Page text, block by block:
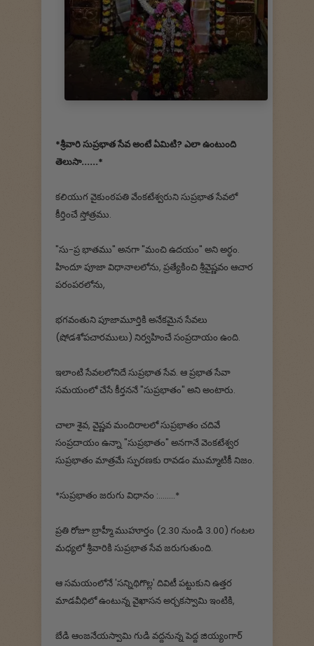
*శ్రీవారి సుప్రభాత సేవ అంటే ఏమిటి? ఎలా ఉంటుంది
తెలుసా......*
కలియుగ వైకుంఠపతి వేంకటేశ్వరుని సుప్రభాత సేవలో
కీర్తించే స్తోత్రము.
"సు-ప్ర భాతము" అనగా "మంచి ఉదయం" అని అర్ధం.
హిందూ పూజా విధానాలలోను, ప్రత్యేకించి శ్రీవైష్ణవం ఆచార
పరంపరలోను,
భగవంతుని పూజామూర్తికి అనేకమైన సేవలు
(షోడశోపచారములు) నిర్వహించే సంప్రదాయం ఉంది.
ఇలాంటి సేవలలోనిదే సుప్రభాత సేవ. ఆ ప్రభాత సేవా
సమయంలో చేసే కీర్తననే "సుప్రభాతం" అని అంటారు.
చాలా శైవ, వైష్ణవ మందిరాలలో సుప్రభాతం చదివే
సంప్రదాయం ఉన్నా "సుప్రభాతం" అనగానే వెంకటేశ్వర
సుప్రభాతం మాత్రమే స్ఫురణకు రావడం ముమ్మాటికీ నిజం.
*సుప్రభాతం జరుగు విధానం :........*
ప్రతి రోజూ బ్రాహ్మీ ముహూర్తం (2.30 నుండి 3.00) గంటల
మధ్యలో శ్రీవారికి సుప్రభాత సేవ జరుగుతుంది.
ఆ సమయంలోనే 'సన్నిథిగొల్ల' దివిటీ పట్టుకుని ఉత్తర
మాడవీధిలో ఉంటున్న వైఖాసన అర్చకస్వామి ఇంటికి,
బేడి ఆంజనేయస్వామి గుడి వద్దనున్న పెద్ద జియ్యంగార్